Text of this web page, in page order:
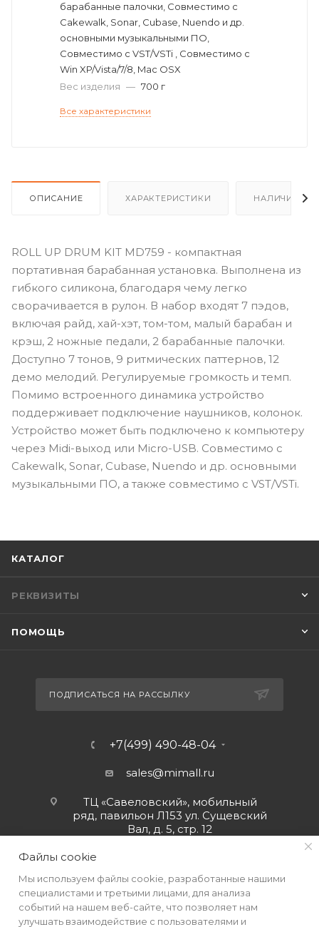
барабанные палочки, Совместимо с
Cakewalk, Sonar, Cubase, Nuendo и др.
основными музыкальными ПО,
Совместимо с VST/VSTi , Совместимо с
Win XP/Vista/7/8, Mac OSX
Вес изделия — 700 г
Все характеристики
ОПИСАНИЕ ХАРАКТЕРИСТИКИ НАЛИЧИЕ
ROLL UP DRUM KIT MD759 - компактная
портативная барабанная установка. Выполнена из
гибкого силикона, благодаря чему легко
сворачивается в рулон. В набор входят 7 пэдов,
включая райд, хай-хэт, том-том, малый барабан и
крэш, 2 ножные педали, 2 барабанные палочки.
Доступно 7 тонов, 9 ритмических паттернов, 12
демо мелодий. Регулируемые громкость и темп.
Помимо встроенного динамика устройство
поддерживает подключение наушников, колонок.
Устройство может быть подключено к компьютеру
через Midi-выход или Micro-USB. Совместимо с
Cakewalk, Sonar, Cubase, Nuendo и др. основными
музыкальными ПО, а также совместимо с VST/VSTi.
КАТАЛОГ
РЕКВИЗИТЫ
ПОМОЩЬ
ПОДПИСАТЬСЯ НА РАССЫЛКУ
+7(499) 490-48-04
sales@mimall.ru
ТЦ «Савеловский», мобильный
ряд, павильон Л153 ул. Сущевский
Вал, д. 5, стр. 12
Файлы cookie
Мы используем файлы cookie, разработанные нашими
специалистами и третьими лицами, для анализа
событий на нашем веб-сайте, что позволяет нам
улучшать взаимодействие с пользователями и